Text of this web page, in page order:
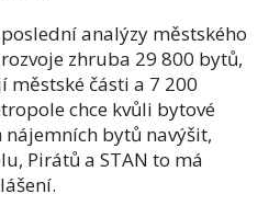
analýzy městského
zhruba 29 800 bytů,
městské části a 7 200
chce kvůli bytové
bytů navýšit,
Pirátů a STAN to má